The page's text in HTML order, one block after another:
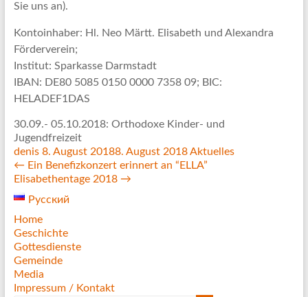
Sie uns an).
Kontoinhaber: Hl. Neo Märtt. Elisabeth und Alexandra
Förderverein;
Institut: Sparkasse Darmstadt
IBAN: DE80 5085 0150 0000 7358 09; BIC:
HELADEF1DAS
30.09.- 05.10.2018: Orthodoxe Kinder- und
Jugendfreizeit
denis 8. August 20188. August 2018 Aktuelles
← Ein Benefizkonzert erinnert an “ELLA”
Elisabethentage 2018 →
Русский
Home
Geschichte
Gottesdienste
Gemeinde
Media
Impressum / Kontakt